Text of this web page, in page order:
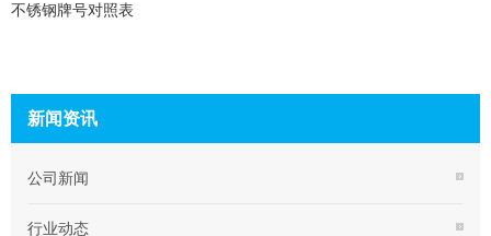
不锈钢牌号对照表
新闻资讯
公司新闻
行业动态